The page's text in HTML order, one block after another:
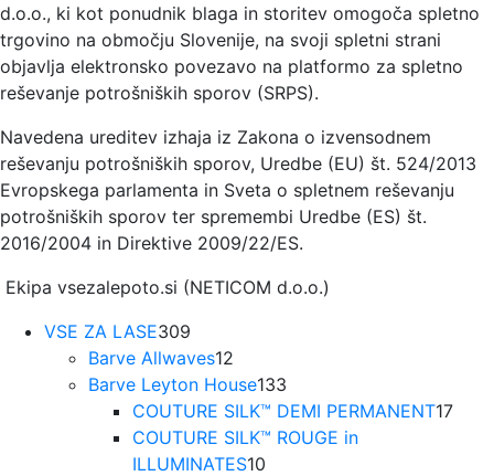
d.o.o., ki kot ponudnik blaga in storitev omogoča spletno
trgovino na območju Slovenije, na svoji spletni strani
objavlja elektronsko povezavo na platformo za spletno
reševanje potrošniških sporov (SRPS).
Navedena ureditev izhaja iz Zakona o izvensodnem
reševanju potrošniških sporov, Uredbe (EU) št. 524/2013
Evropskega parlamenta in Sveta o spletnem reševanju
potrošniških sporov ter spremembi Uredbe (ES) št.
2016/2004 in Direktive 2009/22/ES.
Ekipa vsezalepoto.si (NETICOM d.o.o.)
VSE ZA LASE309
izdelkov
Barve Allwaves12
izdelkov
Barve Leyton House133
izdelkov
COUTURE SILK™ DEMI PERMANENT1717
COUTURE SILK™ ROUGE in
ILLUMINATES10